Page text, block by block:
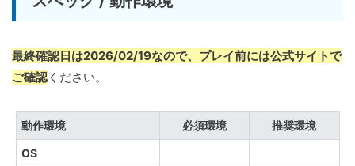
最終確認日は2026/02/19なので、プレイ前には公式サイトで
ご確認ください。
動作環境 必須環境 推奨環境
OS